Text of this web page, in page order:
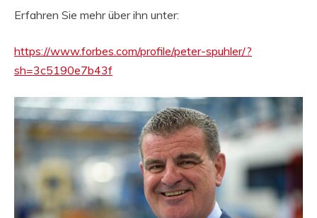
Erfahren Sie mehr über ihn unter:
https://www.forbes.com/profile/peter-spuhler/?
sh=3c5190e7b43f